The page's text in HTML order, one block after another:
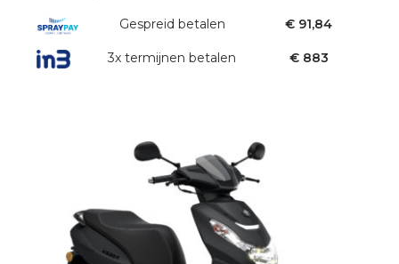
Gespreid betalen € 91,84
3x termijnen betalen € 883